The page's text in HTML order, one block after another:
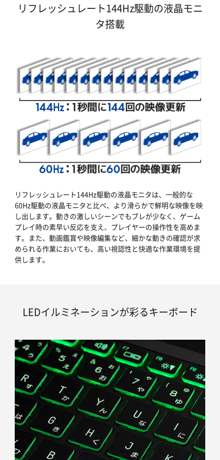
リフレッシュレート144Hz駆動の液晶モニ
タ搭載
リフレッシュレート144Hz駆動の液晶モニタは、一般的な
60Hz駆動の液晶モニタと比べ、より滑らかで鮮明な映像を映
し出します。動きの激しいシーンでもブレが少なく、ゲーム
プレイ時の素早い反応を支え、プレイヤーの操作性を高めま
す。また、動画鑑賞や映像編集など、細かな動きの確認が求
められる作業においても、高い視認性と快適な作業環境を提
供します。
LEDイルミネーションが彩るキーボード